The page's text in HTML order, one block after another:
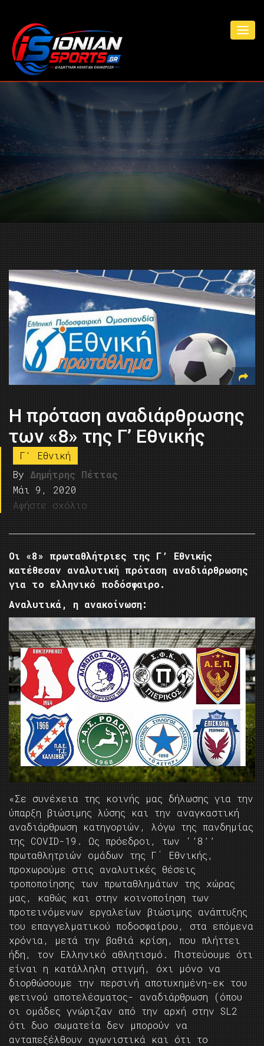
H πρόταση αναδιάρθρωσης
των «8» της Γ’ Εθνικής
Γ' Εθνική
By Δημήτρης Πέττας
Μάι 9, 2020
Αφήστε σχόλιο
Οι «8» πρωταθλήτριες της Γ’ Εθνικής
κατέθεσαν αναλυτική πρόταση αναδιάρθρωσης
για το ελληνικό ποδόσφαιρο.
Αναλυτικά, η ανακοίνωση:
«Σε συνέχεια της κοινής μας δήλωσης για την
ύπαρξη βιώσιμης λύσης και την αναγκαστική
αναδιάρθρωση κατηγοριών, λόγω της πανδημίας
της COVID-19. Ως πρόεδροι, των ‘’8’’
πρωταθλητριών ομάδων της Γ΄ Εθνικής,
προχωρούμε στις αναλυτικές θέσεις
τροποποίησης των πρωταθλημάτων της χώρας
μας, καθώς και στην κοινοποίηση των
προτεινόμενων εργαλείων βιώσιμης ανάπτυξης
του επαγγελματικού ποδοσφαίρου, στα επόμενα
χρόνια, μετά την βαθιά κρίση, που πλήττει
ήδη, τον Ελληνικό αθλητισμό. Πιστεύουμε ότι
είναι η κατάλληλη στιγμή, όχι μόνο να
διορθώσουμε την περσινή αποτυχημένη-εκ του
φετινού αποτελέσματος- αναδιάρθρωση (όπου
οι ομάδες γνώριζαν από την αρχή στην SL2
ότι δυο σωματεία δεν μπορούν να
ανταπεξέλθουν αγωνιστικά και ότι το